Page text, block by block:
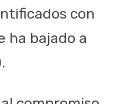
con
ha bajado a